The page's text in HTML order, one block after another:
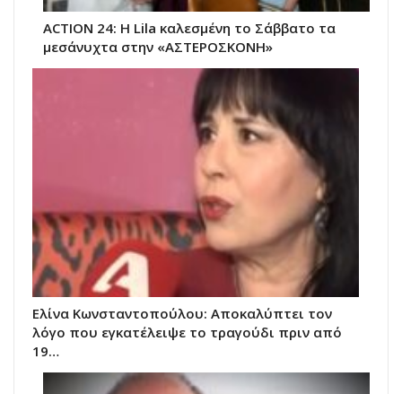
ACTION 24: Η Lila καλεσμένη το Σάββατο τα
μεσάνυχτα στην «ΑΣΤΕΡΟΣΚΟΝΗ»
Ελίνα Κωνσταντοπούλου: Αποκαλύπτει τον
λόγο που εγκατέλειψε το τραγούδι πριν από
19…